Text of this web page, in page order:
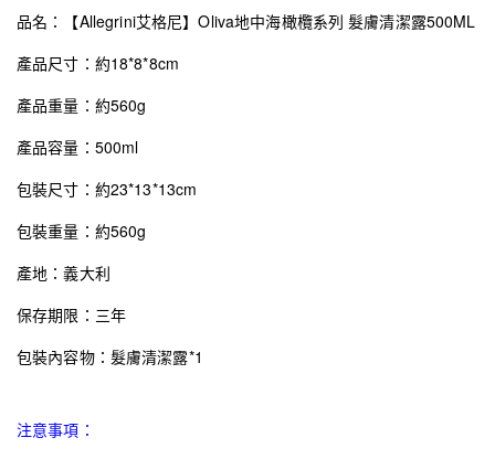
品名：【Allegrini艾格尼】Oliva地中海橄欖系列 髮膚清潔露500ML
產品尺寸：約18*8*8cm
產品重量：約560g
產品容量：500ml
包裝尺寸：約23*13*13cm
包裝重量：約560g
產地：義大利
保存期限：三年
包裝內容物：髮膚清潔露*1
注意事項：